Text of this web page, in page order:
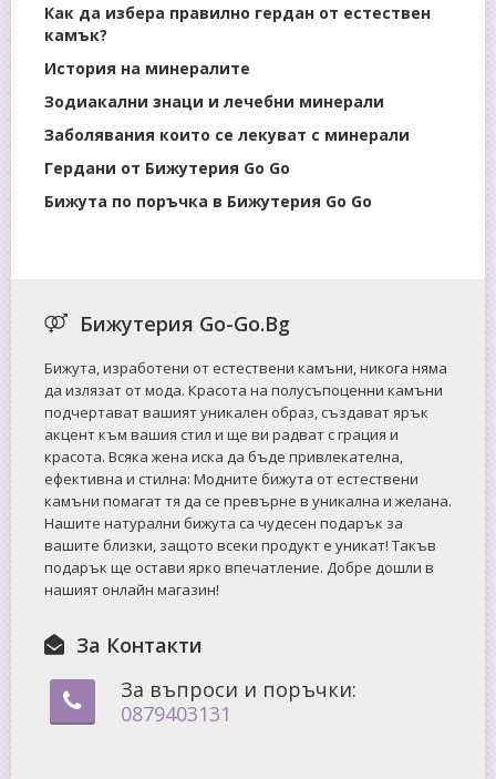
Как да избера правилно гердан от естествен
камък?
История на минералите
Зодиакални знаци и лечебни минерали
Заболявания които се лекуват с минерали
Гердани от Бижутерия Go Go
Бижута по поръчка в Бижутерия Go Go
Бижутерия Go-Go.Bg
Бижута, изработени от естествени камъни, никога няма
да излязат от мода. Красота на полусъпоценни камъни
подчертават вашият уникален образ, създават ярък
акцент към вашия стил и ще ви радват с грация и
красота. Всяка жена иска да бъде привлекателна,
ефективна и стилна: Mодните бижута от естествени
камъни помагат тя да се превърне в уникална и желана.
Нашите натурални бижута са чудесен подарък за
вашите близки, защото всеки продукт е уникат! Такъв
подарък ще остави ярко впечатление. Добре дошли в
нашият онлайн магазин!
За Контакти
За въпроси и поръчки:
0879403131